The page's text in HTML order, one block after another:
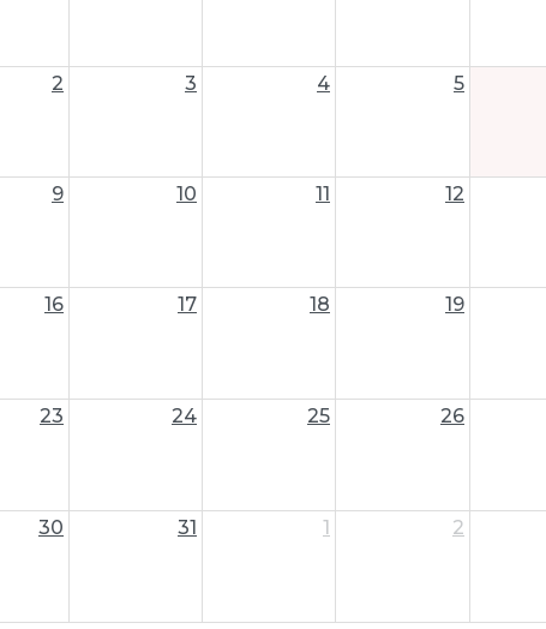
2 3 4 5
9 10 11 12
16 17 18 19
23 24 25 26
30 31 1 2